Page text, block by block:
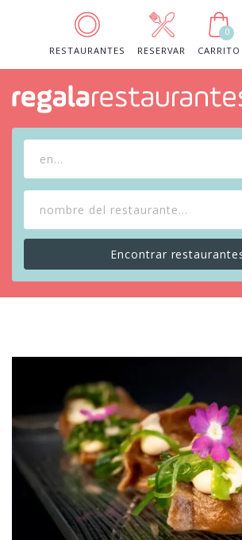
RESTAURANTES RESERVAR
0
CARRITO
en...